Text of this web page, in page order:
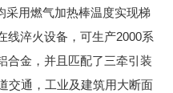
采用燃气加热棒温度实现梯
线淬火设备，可生产2000系
合金，并且匹配了三牵引装
交通，工业及建筑用大断面